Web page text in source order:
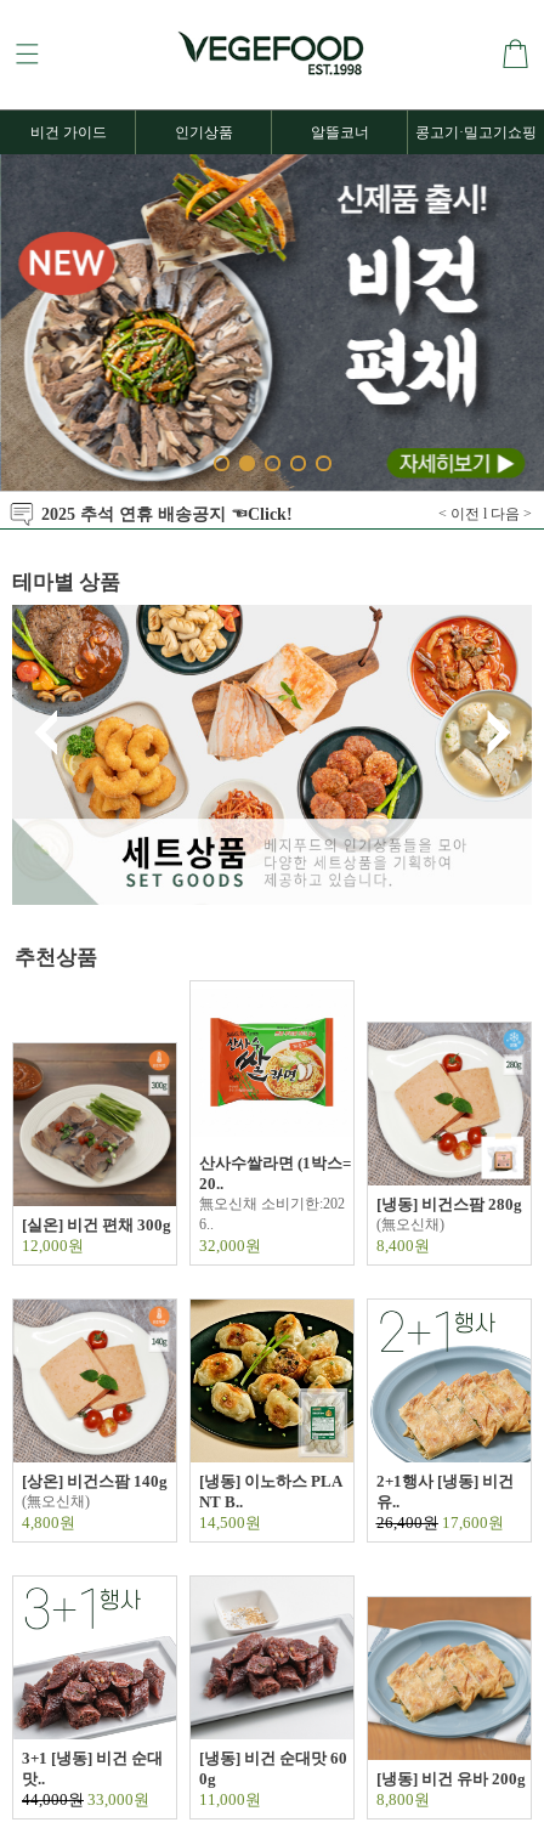
비건 가이드 인기상품 알뜰코너 콩고기·밀고기쇼핑
2025 추석 연휴 배송공지 ☜Click! < 이전 l 다음 >
테마별 상품
추천상품
[실온] 비건 편채 300g
12,000원
산사수쌀라면 (1박스=
20..
無오신채 소비기한:202
6..
32,000원
[냉동] 비건스팜 280g
(無오신채)
8,400원
[상온] 비건스팜 140g
(無오신채)
4,800원
[냉동] 이노하스 PLA
NT B..
14,500원
2+1행사 [냉동] 비건
유..
26,400원17,600원
3+1 [냉동] 비건 순대
맛..
44,000원 33,000원
[냉동] 비건 순대맛 60
0g
11,000원
[냉동] 비건 유바 200g
8,800원